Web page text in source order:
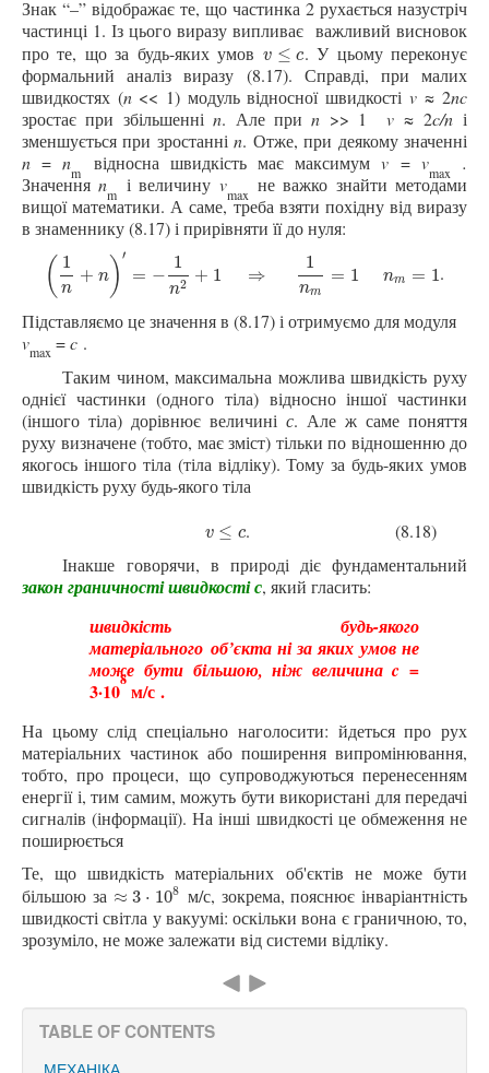
Знак “–” відображає те, що частинка 2 рухається назустріч
частинці 1. Із цього виразу випливає важливий висновок
про те, що за будь-яких умов v ≤ c
v≤c . У цьому переконує
формальний аналіз виразу (8.17). Справді, при малих
швидкостях (n << 1) модуль відносної швидкості v≈ 2nc
зростає при збільшенніn. Але приn >> 1 v≈ 2c/n і
зменшується при зростанніn. Отже, при деякому значенні
n =nm відносна швидкість має максимумv = vmax
.
Значенняnm і величину vmax не важко знайти методами
вищої математики. А саме, треба взяти похідну від виразу
в знаменнику (8.17) і прирівняти її до нуля:
( 1
n
+ n) ′
= −
1
n2 + 1 ⇒
1
nm
= 1 nm = 1
(1 n+ n)′ =−1 n2+ 1⇒1n m=1 =1 .
Підставляємо це значення в (8.17) і отримуємо для модуля
vmax =c .
Таким чином, максимальна можлива швидкість руху
однієї частинки (одного тіла) відносно іншої частинки
(іншого тіла) дорівнює величині с. Але ж саме поняття
руху визначене (тобто, має зміст) тільки по відношенню до
якогось іншого тіла (тіла відліку). Тому за будь-яких умов
швидкість руху будь-якого тіла
v ≤ c
v≤c .
(8.18)
Інакше говорячи, в природі діє фундаментальний
закон граничності швидкості с, який гласить:
швидкість будь-якого
матеріального об’єкта ні за яких умов не
може бути більшою, ніж величинаc =
3·108 м/с .
На цьому слід спеціально наголосити: йдеться про рух
матеріальних частинок або поширення випромінювання,
тобто, про процеси, що супроводжуються перенесенням
енергії і, тим самим, можуть бути використані для передачі
сигналів (інформації). На інші швидкості це обмеження не
поширюється
Те, що швидкість матеріальних об'єктів не може бути
більшою за ≈ 3 ⋅ 108
≈3 ⋅10 8
м/с, зокрема, пояснює інваріантність
швидкості світла у вакуумі: оскільки вона є граничною, то,
зрозуміло, не може залежати від системи відліку.
TABLE OF CONTENTS
МЕХАНІКА